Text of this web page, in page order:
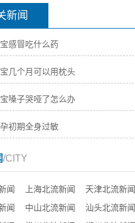
新闻
感冒吃什么药
几个月可以用枕头
嗓子哭哑了怎么办
初期全身过敏
/CITY
闻 上海北流新闻 天津北流新闻
闻
中山北流新闻 汕头北流新闻